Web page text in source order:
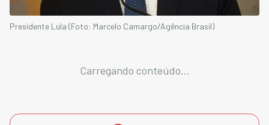
Presidente Lula (Foto: Marcelo Camargo/Agência Brasil)
Carregando conteúdo...